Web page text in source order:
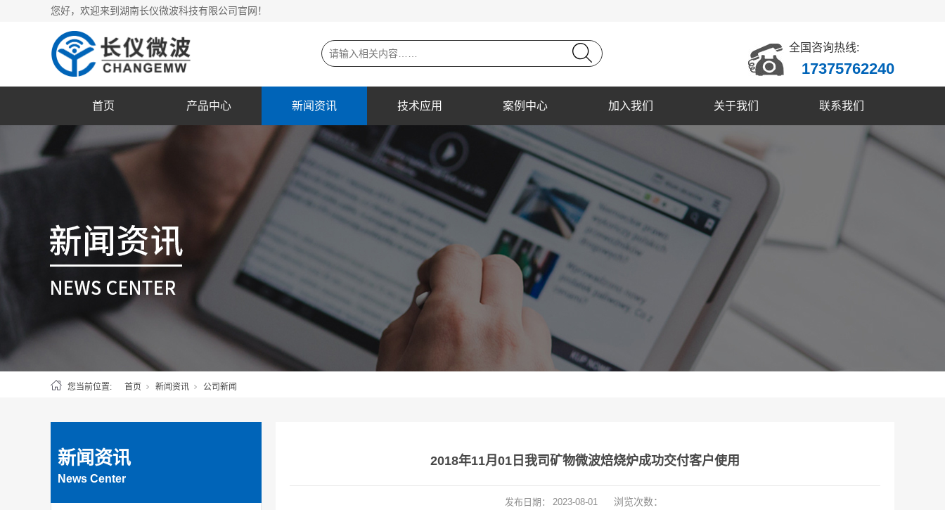
您好，欢迎来到湖南长仪微波科技有限公司官网！
全国咨询热线:
17375762240
首页 产品中心 新闻资讯 技术应用 案例中心 加入我们 关于我们 联系我们
您当前位置: 首页 新闻资讯 公司新闻
新闻资讯
News Center
2018年11月01日我司矿物微波焙烧炉成功交付客户使用
发布日期： 2023-08-01 浏览次数：